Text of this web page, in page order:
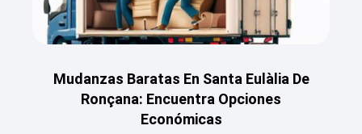
Mudanzas Baratas En Santa Eulàlia De
Ronçana: Encuentra Opciones
Económicas